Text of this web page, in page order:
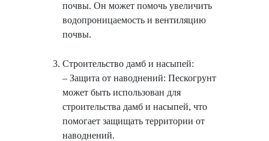
почвы. Он может помочь увеличить
водопроницаемость и вентиляцию
почвы.
Строительство дамб и насыпей:
– Защита от наводнений: Пескогрунт
может быть использован для
строительства дамб и насыпей, что
помогает защищать территории от
наводнений.